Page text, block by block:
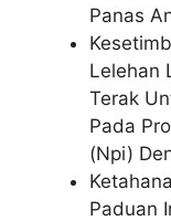
Panas
Lelehan
Terak
Pada
(Npi)
Paduan